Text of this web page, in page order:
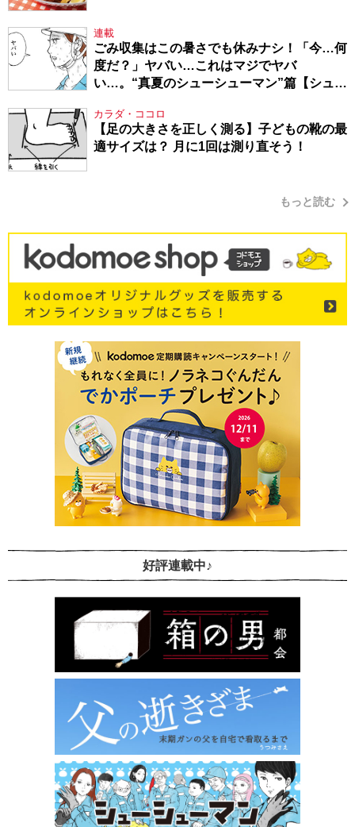
連載
ごみ収集はこの暑さでも休みナシ！「今…何
度だ？」ヤバい…これはマジでヤバ
い…。“真夏のシューシューマン”篇【シュー
カラダ・ココロ
【足の大きさを正しく測る】子どもの靴の最
適サイズは？ 月に1回は測り直そう！
もっと読む
好評連載中♪